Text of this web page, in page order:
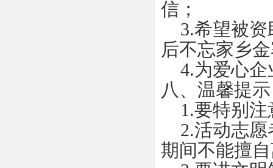
信；
3.希望被资
后不忘家乡
4.为爱心企
八、温馨提示
1.要特别注
2.活动志愿
期间不能擅